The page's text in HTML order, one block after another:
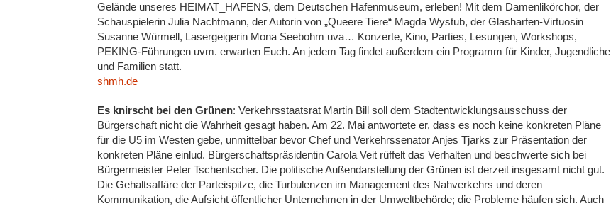
Gelände unseres HEIMAT_HAFENS, dem Deutschen Hafenmuseum, erleben! Mit dem Damenlikörchor, der
Schauspielerin Julia Nachtmann, der Autorin von „Queere Tiere“ Magda Wystub, der Glasharfen-Virtuosin
Susanne Würmell, Lasergeigerin Mona Seebohm uva… Konzerte, Kino, Parties, Lesungen, Workshops,
PEKING-Führungen uvm. erwarten Euch. An jedem Tag findet außerdem ein Programm für Kinder, Jugendliche
und Familien statt.
shmh.de
Es knirscht bei den Grünen: Verkehrsstaatsrat Martin Bill soll dem Stadtentwicklungsausschuss der
Bürgerschaft nicht die Wahrheit gesagt haben. Am 22. Mai antwortete er, dass es noch keine konkreten Pläne
für die U5 im Westen gebe, unmittelbar bevor Chef und Verkehrssenator Anjes Tjarks zur Präsentation der
konkreten Pläne einlud. Bürgerschaftspräsidentin Carola Veit rüffelt das Verhalten und beschwerte sich bei
Bürgermeister Peter Tschentscher. Die politische Außendarstellung der Grünen ist derzeit insgesamt nicht gut.
Die Gehaltsaffäre der Parteispitze, die Turbulenzen im Management des Nahverkehrs und deren
Kommunikation, die Aufsicht öffentlicher Unternehmen in der Umweltbehörde; die Probleme häufen sich. Auch